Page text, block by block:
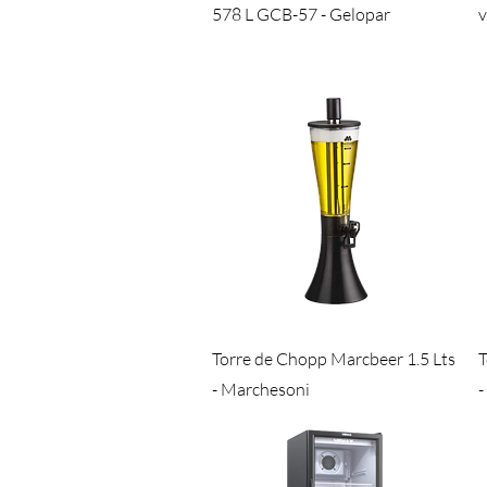
578 L GCB-57 - Gelopar
Visualização rápida
Torre de Chopp Marcbeer 1.5 Lts
- Marchesoni